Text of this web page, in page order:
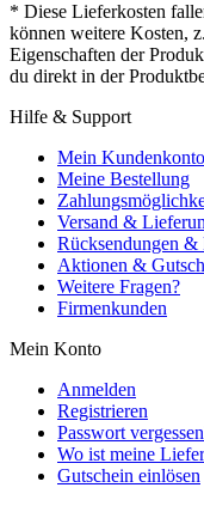
* Diese Lieferkosten
können weitere Kosten,
Eigenschaften der
du direkt in der
Hilfe & Support
Mein Kundenkonto
Meine Bestellung
Versand &
Rücksendungen &
Aktionen &
Weitere Fragen?
Firmenkunden
Mein Konto
Anmelden
Registrieren
Passwort
Wo ist meine
Gutschein einlösen